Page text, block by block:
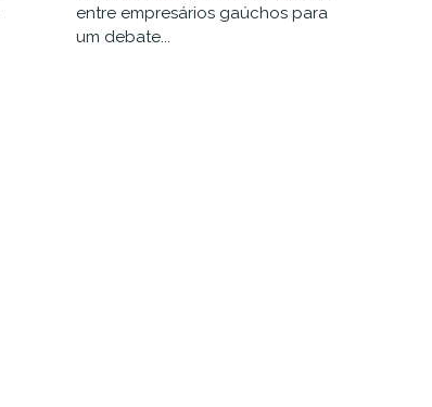
entre empresários gaúchos para
um debate...